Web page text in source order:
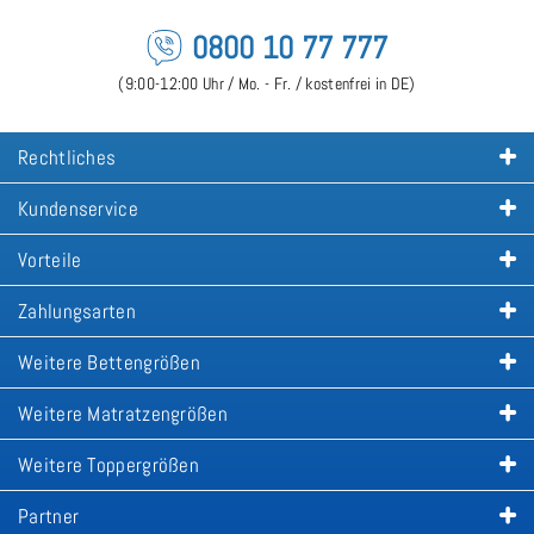
0800 10 77 777
(9:00-12:00 Uhr / Mo. - Fr. / kostenfrei in DE)
Rechtliches
Kundenservice
Vorteile
Zahlungsarten
Weitere Bettengrößen
Weitere Matratzengrößen
Weitere Toppergrößen
Partner